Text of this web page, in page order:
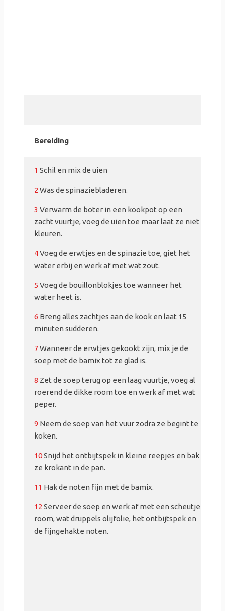
Bereiding
1 Schil en mix de uien
2 Was de spinaziebladeren.
3 Verwarm de boter in een kookpot op een
zacht vuurtje, voeg de uien toe maar laat ze niet
kleuren.
4Voeg de erwtjes en de spinazie toe, giet het
water erbij en werk af met wat zout.
5 Voeg de bouillonblokjes toe wanneer het
water heet is.
6 Breng alles zachtjes aan de kook en laat 15
minuten sudderen.
7Wanneer de erwtjes gekookt zijn, mix je de
soep met de bamix tot ze glad is.
8 Zet de soep terug op een laag vuurtje, voeg al
roerend de dikke room toe en werk af met wat
peper.
9 Neem de soep van het vuur zodra ze begint te
koken.
10Snijd het ontbijtspek in kleine reepjes en bak
ze krokant in de pan.
11 Hak de noten fijn met de bamix.
12 Serveer de soep en werk af met een scheutje
room, wat druppels olijfolie, het ontbijtspek en
de fijngehakte noten.